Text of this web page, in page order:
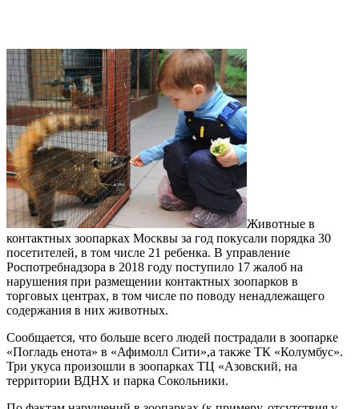
Животные в
контактных зоопарках Москвы за год покусали порядка 30
посетителей, в том числе 21 ребенка. В управление
Роспотребнадзора в 2018 году поступило 17 жалоб на
нарушения при размещении контактных зоопарков в
торговых центрах, в том числе по поводу ненадлежащего
содержания в них животных.
Сообщается, что больше всего людей пострадали в зоопарке
«Погладь енота» в «Афимолл Сити»,а также ТК «Колумбус».
Три укуса произошли в зоопарках ТЦ «Азовский, на
территории ВДНХ и парка Сокольники.